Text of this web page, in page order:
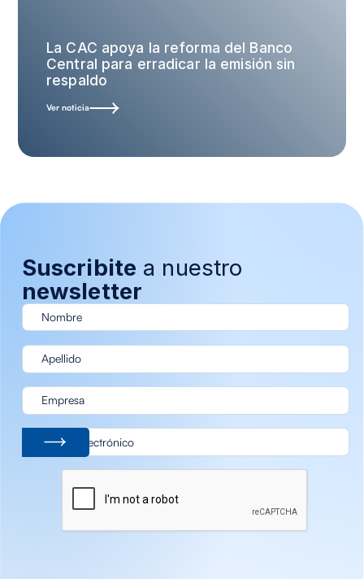
La CAC apoya la reforma del Banco
Central para erradicar la emisión sin
respaldo
Ver noticia
Suscribite a nuestro
newsletter